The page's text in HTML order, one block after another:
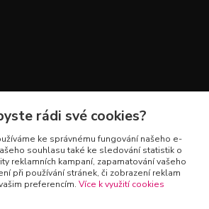
rádi své cookies?
ke správnému fungování našeho e-
souhlasu také ke sledování statistik o
reklamních kampaní, zapamatování vašeho
při používání stránek, či zobrazení reklam
preferencím. Více k využití cookies